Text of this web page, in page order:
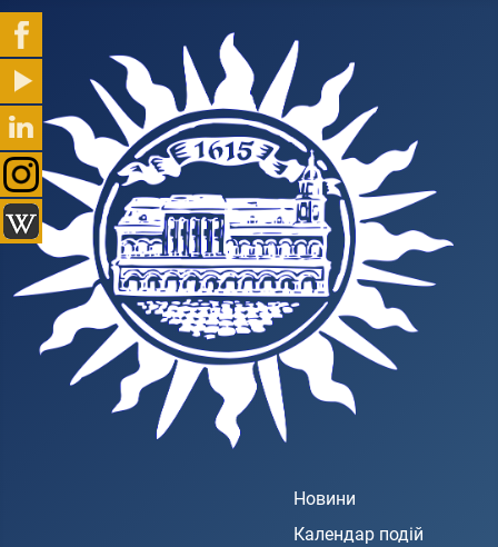
Новини
Календар подій